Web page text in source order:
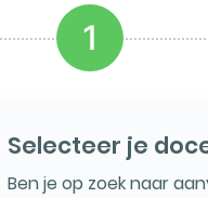
1
Selecteer je
Ben je op zoek naar